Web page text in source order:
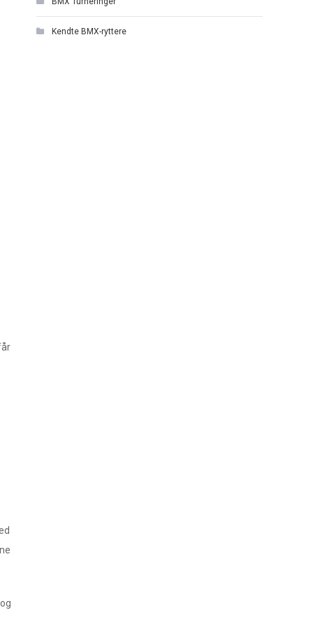
Kendte BMX-ryttere